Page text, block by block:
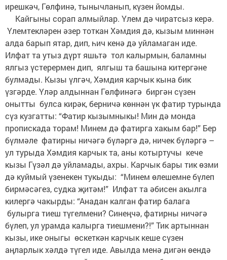
ирешкәч, Гөлфинә, тынычланып, күзен йомды.
Кайгыны сорап алмыйлар. Үлем дә чиратсыз керә.
Үлемтекләрен әзер тоткан Хәмдия дә, кызым миннән
алда барып ятар, дип, һич кенә дә уйламаган иде.
Илфат та утыз дүрт яшьтә тол калырмын, баламны
ялгыз үстерермен дип, ялгыш та башына китергәне
булмады. Кызы үлгәч, Хәмдия карчык кына бик
үзгәрде. Үләр алдыннан Гөлфинәгә биргән сүзен
онытты булса кирәк, берничә көннән үк фатир турында
сүз кузгатты: “Фатир кызымныкы! Мин дә монда
пропискада торам! Минем дә фатирга хакым бар!” Бер
бүлмәле фатирны ничәгә бүләргә дә, ничек бүләргә –
ул турыда Хәмдия карчык та, аны котыртучы кече
кызы Гүзәл дә уйламады, ахры. Карчык бары тик өзми
дә куймый үзенекен тукыды: “Минем өлешемне бүлеп
бирмәсәгез, судка җитәм!” Илфат та әбисен акылга
килергә чакырды: “Анадан калган фатир балага
булырга тиеш түгелмени? Синеңчә, фатирны ничәгә
бүлеп, ул урамда калырга тиешмени?!” Тик артыннан
кызы, ике оныгы өскеткән карчык кеше сүзен
аңларлык хәлдә түгел иде. Авылда менә дигән өендә